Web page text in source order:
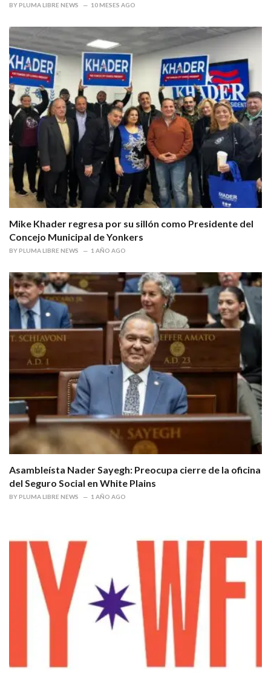
BY PLUMA LIBRE NEWS 10 MESES AGO
Mike Khader regresa por su sillón como Presidente del
Concejo Municipal de Yonkers
BY PLUMA LIBRE NEWS 1 AÑO AGO
Asambleísta Nader Sayegh: Preocupa cierre de la oficina
del Seguro Social en White Plains
BY PLUMA LIBRE NEWS 1 AÑO AGO